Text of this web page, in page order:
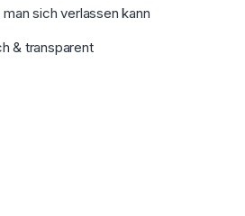
sich verlassen kann
& transparent